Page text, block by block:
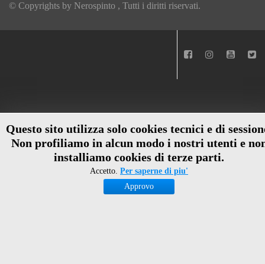
Questo sito utilizza solo cookies tecnici e di
Non profiliamo in alcun modo i nostri utenti e
installiamo cookies di terze parti.
Accetto. Per saperne di piu'
Approvo
© Copyrights by Nerospinto , Tutti i diritti riservati.